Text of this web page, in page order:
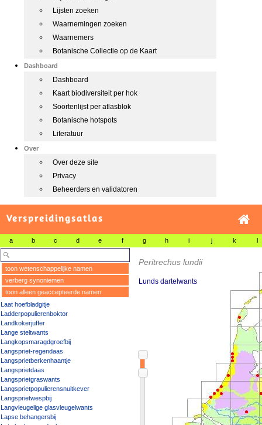
Lijsten zoeken
Waarnemingen zoeken
Waarnemers
Botanische Collectie op de Kaart
Dashboard
Dashboard
Kaart biodiversiteit per hok
Soortenlijst per atlasblok
Botanische hotspots
Literatuur
Over
Over deze site
Privacy
Beheerders en validatoren
Verspreidingsatlas
a b c d e f g h i j k l
toon wetenschappelijke namen
verberg synoniemen
toon alleen geaccepteerde namen
Laat hoefbladgitje
Ladderpopulierenboktor
Landkokerjuffer
Lange steltwants
Langkopsmaragdgroefbij
Langspriet-regendaas
Langsprietberkenhaantje
Langsprietdaas
Langsprietgraswants
Langsprietpopulierensnuitkever
Langsprietwespbij
Langvleugelige glasvleugelwants
Lapse behangersbij
Peritrechus lundii
Lunds dartelwants